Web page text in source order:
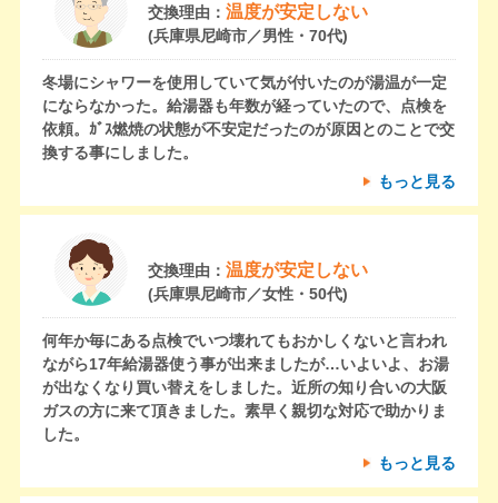
交換理由： 温度が安定しない
(兵庫県尼崎市／男性・70代)
冬場にシャワーを使用していて気が付いたのが湯温が一定
にならなかった。給湯器も年数が経っていたので、点検を
依頼。ｶﾞｽ燃焼の状態が不安定だったのが原因とのことで交
換する事にしました。
もっと見る
交換理由： 温度が安定しない
(兵庫県尼崎市／女性・50代)
何年か毎にある点検でいつ壊れてもおかしくないと言われ
ながら17年給湯器使う事が出来ましたが…いよいよ、お湯
が出なくなり買い替えをしました。近所の知り合いの大阪
ガスの方に来て頂きました。素早く親切な対応で助かりま
した。
もっと見る